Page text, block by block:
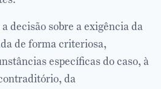
decisão sobre a exigência da
de forma criteriosa,
específicas do caso, à
da